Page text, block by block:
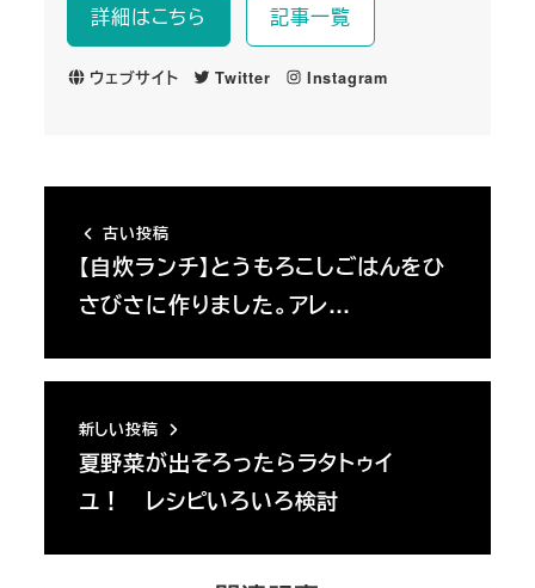
詳細はこちら 記事一覧
ウェブサイト Twitter Instagram
古い投稿
【自炊ランチ】とうもろこしごはんをひ
さびさに作りました。アレ…
新しい投稿
夏野菜が出そろったらラタトゥイ
ユ！ レシピいろいろ検討